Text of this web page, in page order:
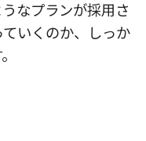
なプランが採用さ
いくのか、しっか